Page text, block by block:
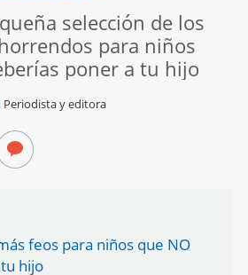
selección de los
para niños
poner a tu hijo
Periodista y editora
feos para niños que NO
hijo